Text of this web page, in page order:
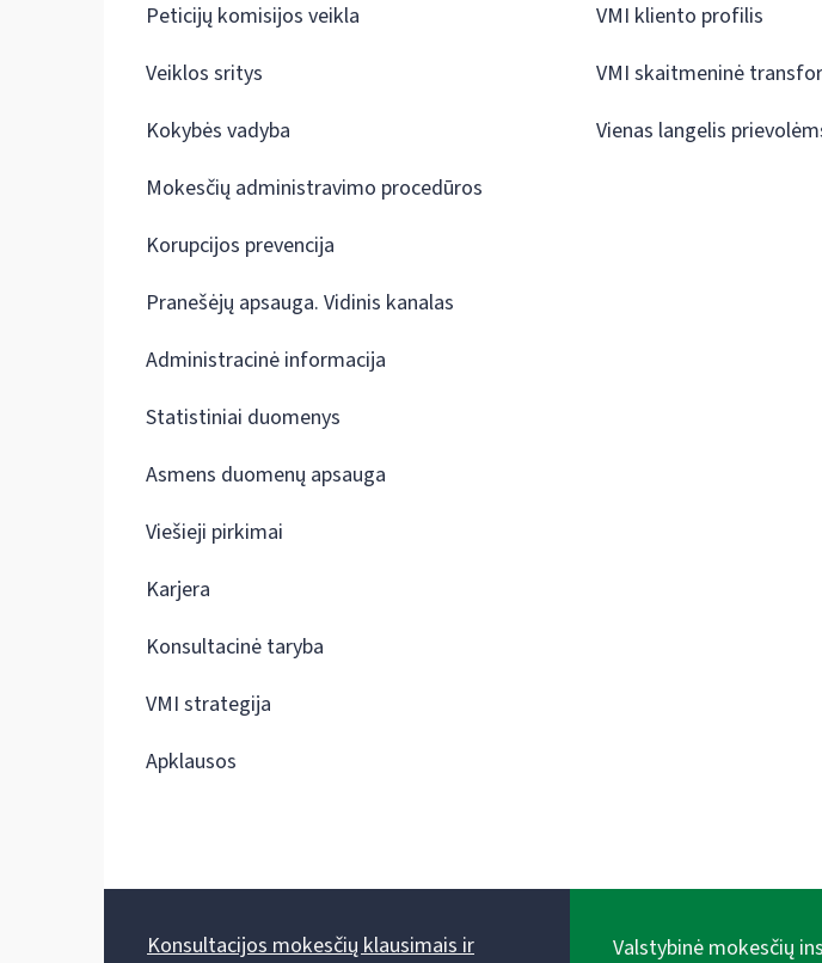
Peticijų komisijos veikla
Veiklos sritys
Kokybės vadyba
Mokesčių administravimo procedūros
Korupcijos prevencija
Pranešėjų apsauga. Vidinis kanalas
Administracinė informacija
Statistiniai duomenys
Asmens duomenų apsauga
Viešieji pirkimai
Karjera
Konsultacinė taryba
VMI strategija
Apklausos
VMI kliento profilis
VMI skaitmeninė
Vienas langelis
Konsultacijos mokesčių klausimais ir
Valstybinė mokesčių